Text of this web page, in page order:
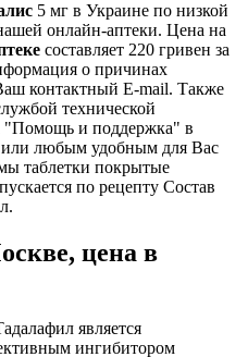
5 мг в Украине по низкой
онлайн-аптеки. Цена на
составляет 220 гривен за
о причинах
контактный E-mail. Также
технической
"Помощь и поддержка" в
или любым удобным для Вас
таблетки покрытые
по рецепту Состав
цена в
является
ингибитором